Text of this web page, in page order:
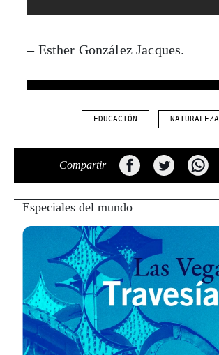
– Esther González Jacques.
EDUCACIÓN NATURALEZA
Compartir
Especiales del mundo